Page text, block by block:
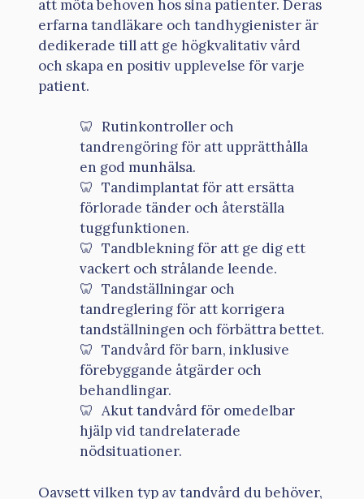
att möta behoven hos sina patienter. Deras
erfarna tandläkare och tandhygienister är
dedikerade till att ge högkvalitativ vård
och skapa en positiv upplevelse för varje
patient.
Rutinkontroller och
tandrengöring för att upprätthålla
en god munhälsa.
Tandimplantat för att ersätta
förlorade tänder och återställa
tuggfunktionen.
Tandblekning för att ge dig ett
vackert och strålande leende.
Tandställningar och
tandreglering för att korrigera
tandställningen och förbättra bettet.
Tandvård för barn, inklusive
förebyggande åtgärder och
behandlingar.
Akut tandvård för omedelbar
hjälp vid tandrelaterade
nödsituationer.
Oavsett vilken typ av tandvård du behöver,